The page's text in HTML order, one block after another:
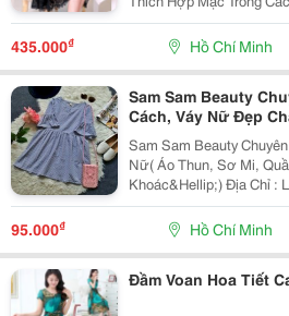
Công Sở Màu Sắc: Đen, Hồng Lưu Ý: Tặng Kem Dây Nịt
Y Hình
435.000₫ Hồ Chí Minh
Sam Sam Beauty
Cách, Váy Nữ Đẹp
Sam Sam Beauty
Nữ( Áo Thun, Sơ Mi,
Khoác&Hellip;) Địa Chỉ : Lô C211 Tây Thạnh &Ndash; P
Tây Thạnh &Ndash; Q
Hotline: 0909 482 678
Beauty:
95.000₫ Hồ Chí Minh
Đầm Voan Hoa Tiết